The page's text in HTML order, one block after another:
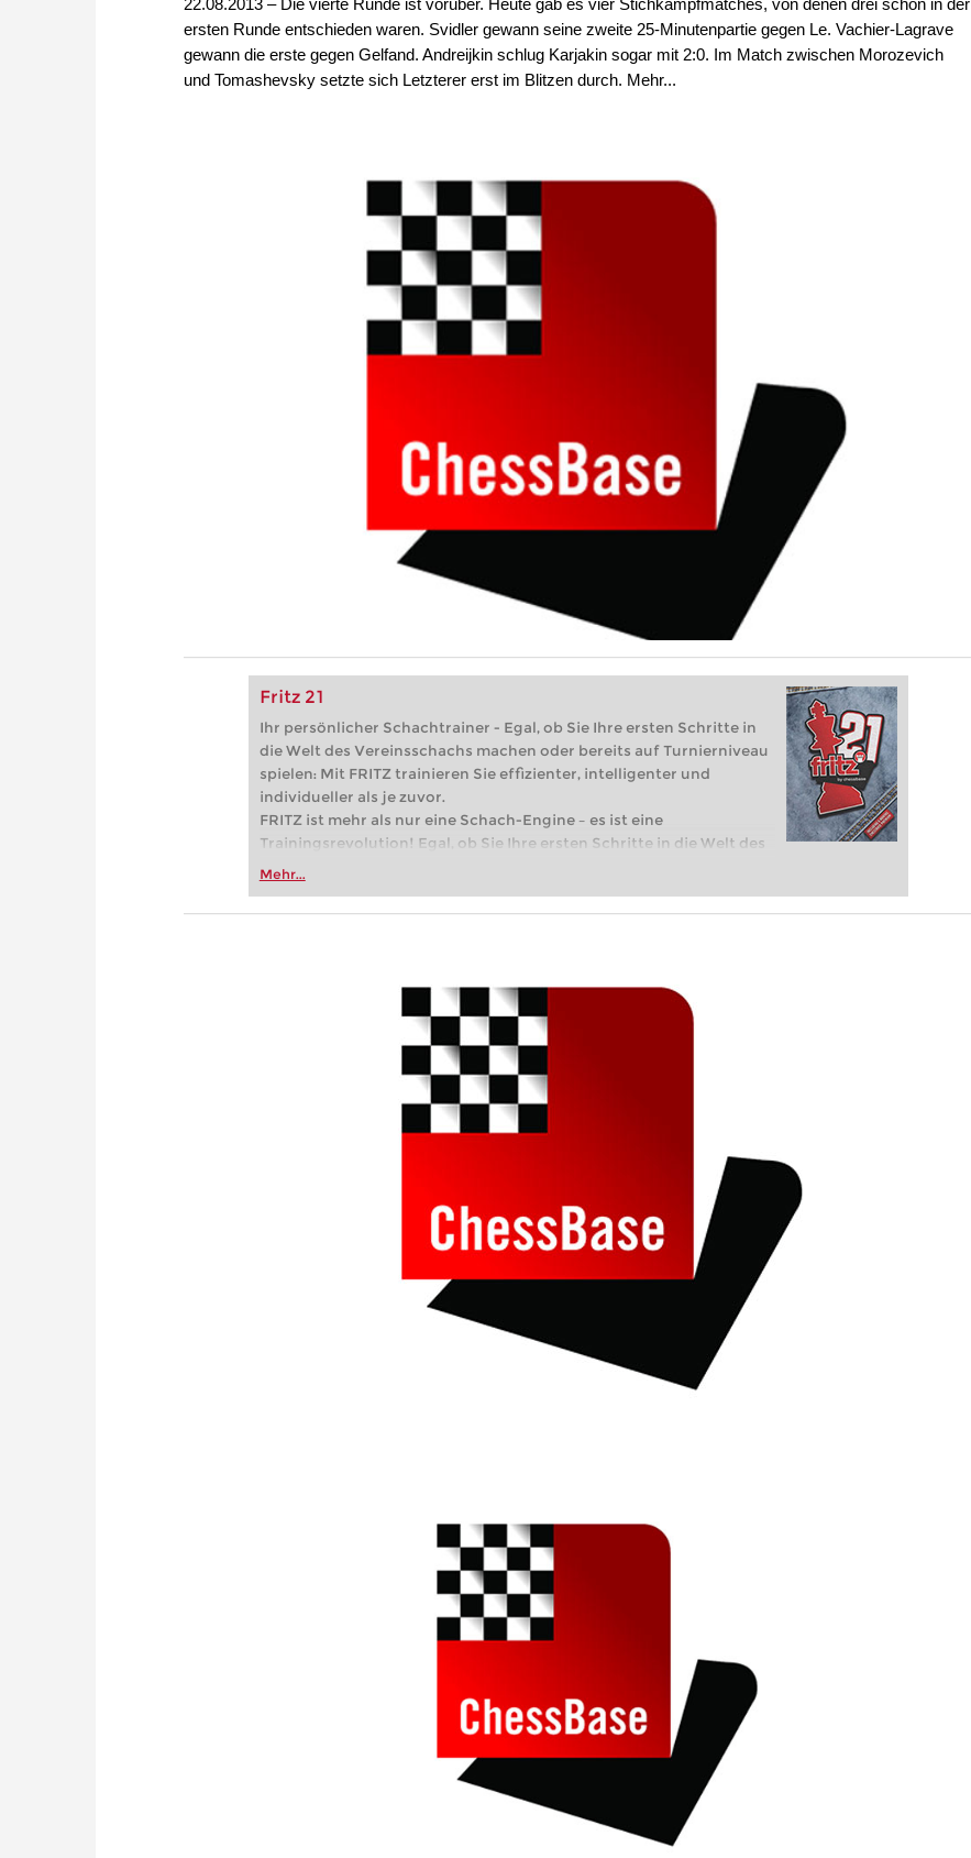
ersten Runde entschieden waren. Svidler gewann seine zweite 25-Minutenpartie gegen Le. Vachier-Lagrave
gewann die erste gegen Gelfand. Andreijkin schlug Karjakin sogar mit 2:0. Im Match zwischen Morozevich
und Tomashevsky setzte sich Letzterer erst im Blitzen durch. Mehr...
Fritz 21
Ihr persönlicher Schachtrainer - Egal, ob Sie Ihre ersten Schritte in
die Welt des Vereinsschachs machen oder bereits auf Turnierniveau
spielen: Mit FRITZ trainieren Sie effizienter, intelligenter und
individueller als je zuvor.
FRITZ ist mehr als nur eine Schach-Engine – es ist eine
Trainingsrevolution! Egal, ob Sie Ihre ersten Schritte in die Welt des
Vereinsschachs machen oder bereits auf Turnierniveau spielen: Mit
zuvor.
Mehr...